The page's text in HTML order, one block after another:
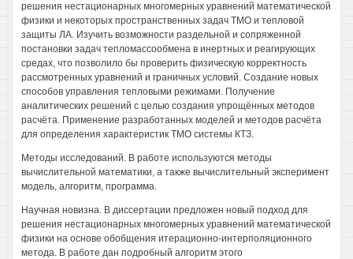
решения нестационарных многомерных уравнений математической
физики и некоторых пространственных задач ТМО и тепловой
защиты ЛА. Изучить возможности раздельной и сопряженной
постановки задач тепломассообмена в инертных и реагирующих
средах, что позволило бы проверить физическую корректность
рассмотренных уравнений и граничных условий. Создание новых
способов управления тепловыми режимами. Получение
аналитических решений с целью создания упрощённых методов
расчёта. Применение разработанных моделей и методов расчёта
для определения характеристик ТМО системы КТЗ.
Методы исследований. В работе используются методы
вычислительной математики, а также вычислительный эксперимент
модель, алгоритм, программа.
Научная новизна. В диссертации предложен новый подход для
решения нестационарных многомерных уравнений математической
физики на основе обобщения итерационно-интерполяционного
метода. В работе дан подробный алгоритм этого